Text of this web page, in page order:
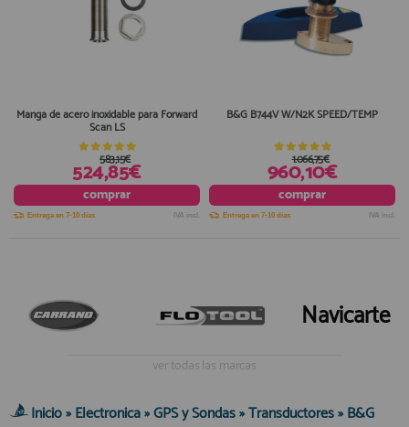
Manga de acero inoxidable para Forward
Scan LS
524,85€
583,15€
comprar
Entrega en 7-10 días IVA incl.
B&G B744V W/N2K SPEED/TEMP
960,10€
1.066,75€
comprar
Entrega en 7-10 días IVA incl.
Navicarte
ver todas las marcas
Inicio»Electronica»GPS y Sondas»Transductores»B&G